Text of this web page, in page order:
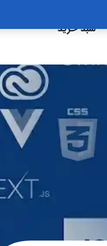
سبد خرید